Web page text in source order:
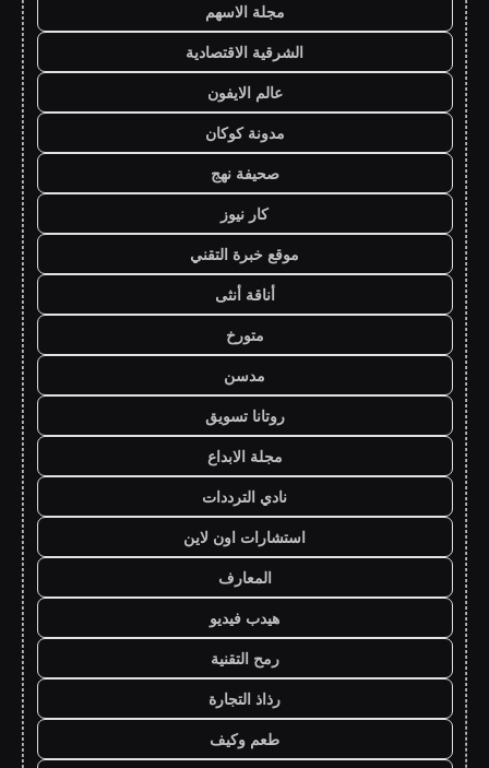
مجلة الاسهم
الشرقية الاقتصادية
عالم الايفون
مدونة كوكان
صحيفة نهج
كار نيوز
موقع خبرة التقني
أناقة أنثى
متورخ
مدسن
روتانا تسويق
مجلة الابداع
نادي الترددات
استشارات اون لاين
المعارف
هيدب فيديو
رمح التقنية
رذاذ التجارة
طعم وكيف